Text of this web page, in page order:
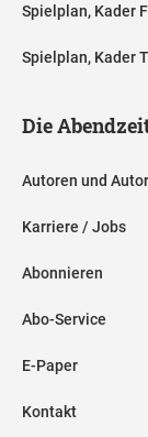
Spielplan, Kader
Spielplan, Kader
Die
Autoren und
Karriere / Jobs
Abonnieren
Abo-Service
E-Paper
Kontakt